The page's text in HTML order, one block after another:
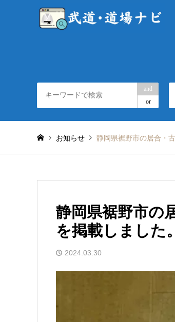
and
or
お知らせ 静岡県裾野市の居合・
静岡県裾野市の
を掲載しました。
2024.03.30